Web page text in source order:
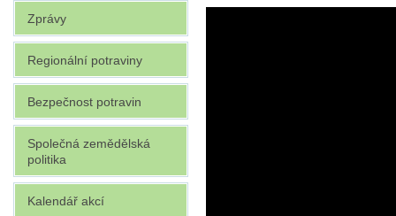
Zprávy
Regionální potraviny
Bezpečnost potravin
Společná zemědělská
politika
Kalendář akcí